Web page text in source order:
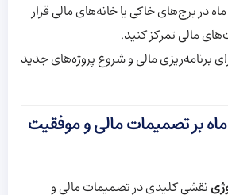
در برج‌های خاکی یا خانه‌های مالی قرار
مالی تمرکز کنید.
برنامه‌ریزی مالی و شروع پروژه‌های جدید
ماه بر تصمیمات مالی و موفقیت
نقشی کلیدی در تصمیمات مالی و